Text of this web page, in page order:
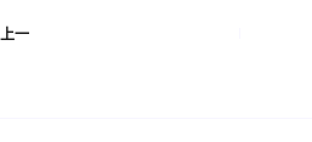
上一